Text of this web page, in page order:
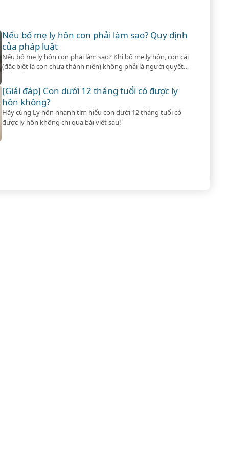
Nếu bố mẹ ly hôn con phải làm sao? Quy định
của pháp luật
Nếu bố mẹ ly hôn con phải làm sao? Khi bố mẹ ly hôn, con cái
(đặc biệt là con chưa thành niên) không phải là người quyết
tiên bảo vệ đặc biệt.
[Giải đáp] Con dưới 12 tháng tuổi có được ly
hôn không?
Hãy cùng Ly hôn nhanh tìm hiểu con dưới 12 tháng tuổi có
được ly hôn không chi qua bài viết sau!